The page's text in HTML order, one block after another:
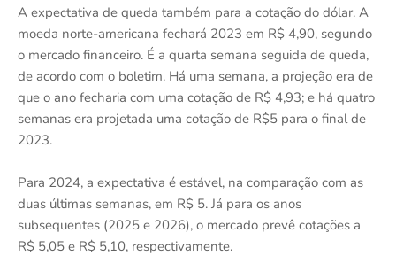
A expectativa de queda também para a cotação do dólar. A
moeda norte-americana fechará 2023 em R$ 4,90, segundo
o mercado financeiro. É a quarta semana seguida de queda,
de acordo com o boletim. Há uma semana, a projeção era de
que o ano fecharia com uma cotação de R$ 4,93; e há quatro
semanas era projetada uma cotação de R$5 para o final de
2023.
Para 2024, a expectativa é estável, na comparação com as
duas últimas semanas, em R$ 5. Já para os anos
subsequentes (2025 e 2026), o mercado prevê cotações a
R$ 5,05 e R$ 5,10, respectivamente.